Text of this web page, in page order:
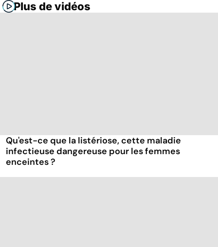
Plus de vidéos
Qu'est-ce que la listériose, cette maladie
infectieuse dangereuse pour les femmes
enceintes ?